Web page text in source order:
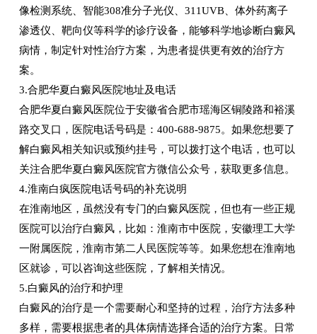
像检测系统、智能308准分子光仪、311UVB、体外药离子
渗透仪、靶向仪等科学的诊疗设备，能够科学地诊断白癜风
病情，制定针对性治疗方案，为患者提供更有效的治疗方
案。
3.合肥华夏白癜风医院地址及电话
合肥华夏白癜风医院位于安徽省合肥市瑶海区铜陵路和裕溪
路交叉口，医院电话号码是：400-688-9875。如果您想要了
解白癜风相关知识或预约挂号，可以拨打这个电话，也可以
关注合肥华夏白癜风医院官方微信公众号，获取更多信息。
4.淮南白疯医院电话号码的补充说明
在淮南地区，虽然没有专门的白癜风医院，但也有一些正规
医院可以治疗白癜风，比如：淮南市中医院，安徽理工大学
一附属医院，淮南市第二人民医院等等。如果您想在淮南地
区就诊，可以咨询这些医院，了解相关情况。
5.白癜风的治疗和护理
白癜风的治疗是一个需要耐心和坚持的过程，治疗方法多种
多样，需要根据患者的具体病情选择合适的治疗方案。日常